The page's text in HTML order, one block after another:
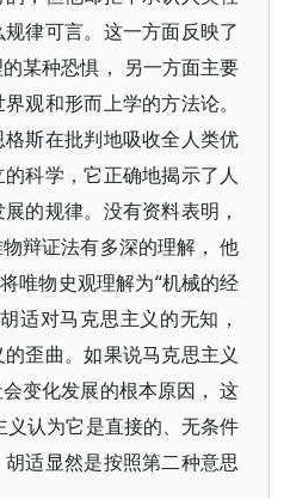
律可言。这一方面反映了
某种恐惧， 另一方面主要
观和形而上学的方法论。
斯在批判地吸收全人类优
科学，它正确地揭示了人
的规律。没有资料表明，
辩证法有多深的理解， 他
唯物史观理解为“机械的经
适对马克思主义的无知，
歪曲。如果说马克思主义
变化发展的根本原因， 这
认为它是直接的、无条件
适显然是按照第二种意思